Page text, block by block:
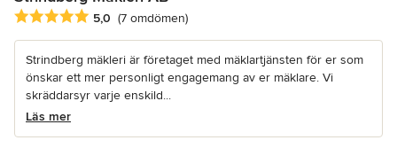
Genomsnittligt omdöme: 5 av 5 stjärnor
5,0 (7 omdömen)
Strindberg mäkleri är företaget med mäklartjänsten för er som
önskar ett mer personligt engagemang av er mäklare. Vi
skräddarsyr varje enskild...
Läs mer